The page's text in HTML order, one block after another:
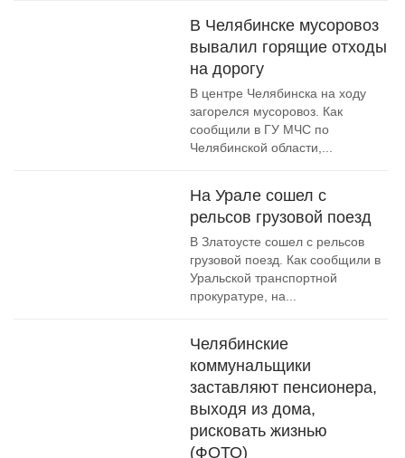
В Челябинске мусоровоз
вывалил горящие отходы
на дорогу
В центре Челябинска на ходу
загорелся мусоровоз. Как
сообщили в ГУ МЧС по
Челябинской области,...
На Урале сошел с
рельсов грузовой поезд
В Златоусте сошел с рельсов
грузовой поезд. Как сообщили в
Уральской транспортной
прокуратуре, на...
Челябинские
коммунальщики
заставляют пенсионера,
выходя из дома,
рисковать жизнью
(ФОТО)